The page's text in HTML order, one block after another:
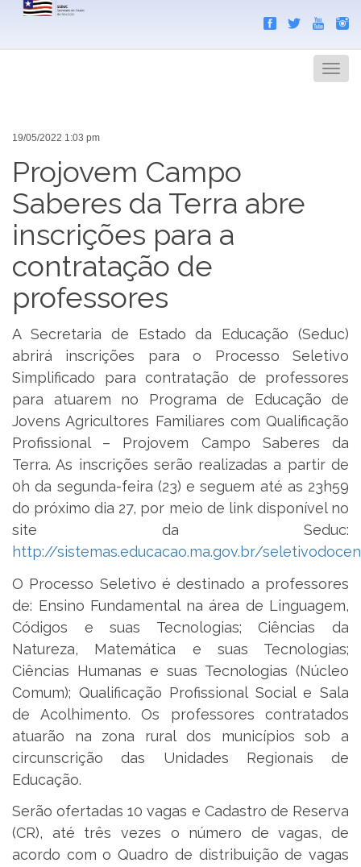
Menu
19/05/2022 1:03 pm
Projovem Campo
Saberes da Terra abre
inscrições para a
contratação de
professores
A Secretaria de Estado da Educação (Seduc)
abrirá inscrições para o Processo Seletivo
Simplificado para contratação de professores
para atuarem no Programa de Educação de
Jovens Agricultores Familiares com Qualificação
Profissional – Projovem Campo Saberes da
Terra. As inscrições serão realizadas a partir de
0h da segunda-feira (23) e seguem até as 23h59
do próximo dia 27, por meio de link disponível no
site da Seduc:
http://sistemas.educacao.ma.gov.br/
O Processo Seletivo é destinado a professores
de: Ensino Fundamental na área de Linguagem,
Códigos e suas Tecnologias; Ciências da
Natureza, Matemática e suas Tecnologias;
Ciências Humanas e suas Tecnologias (Núcleo
Comum); Qualificação Profissional Social e Sala
de Acolhimento. Os professores contratados
atuarão na zona rural dos municípios sob a
circunscrição das Unidades Regionais de
Educação.
Serão ofertadas 10 vagas e Cadastro de Reserva
(CR), até três vezes o número de vagas, de
acordo com o Quadro de distribuição de vagas